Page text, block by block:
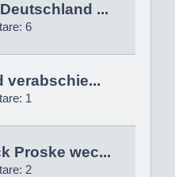
...
6
verabschie...
1
Proske wec...
2